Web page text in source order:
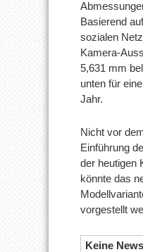
Basierend
sozialen
Kamera-
5,631 mm
unten für
Jahr.
Nicht vor
Einführung
der heutigen
könnte das
vorgestellt
Keine